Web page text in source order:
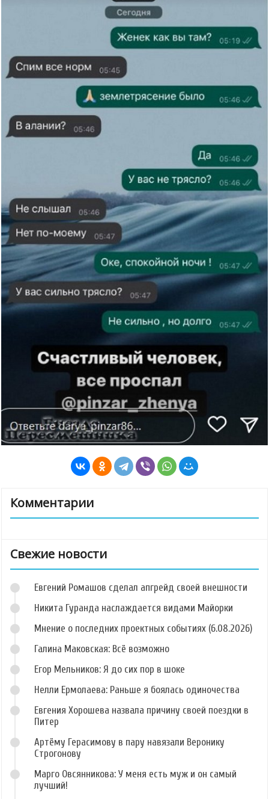
Комментарии
Свежие новости
Евгений Ромашов сделал апгрейд своей внешности
Никита Гуранда наслаждается видами Майорки
Мнение о последних проектных событиях (6.08.2026)
Галина Маковская: Всё возможно
Егор Мельников: Я до сих пор в шоке
Нелли Ермолаева: Раньше я боялась одиночества
Евгения Хорошева назвала причину своей поездки в
Питер
Артёму Герасимову в пару навязали Веронику
Строгонову
Марго Овсянникова: У меня есть муж и он самый
лучший!